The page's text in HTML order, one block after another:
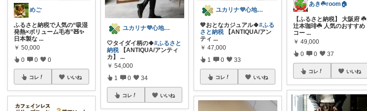
めご
ふるさと納税で人気の“吸湿
発熱×ボリューム毛布”🧸✨
日本製な ...
￥ 50,000
0 0 0
コレ いいね
ユカリナ💜心地よい暮らしナチュラル🌿
🤍タイダイ柄の🍀#ふるさと
納税【ANTIQUA/アンティ
カ】
...
￥ 54,000
1 0 34
コレ いいね
ユカリナ💜心地よい暮らしナチュラル🌿
💙おとなカジュアル🍀#ふる
さと納税【ANTIQUA/アン
ティ ...
￥ 47,000
1 0 33
コレ いいね
あき☘️room🏠
【ふるさと納税】 大阪府 ☘️
辻本珈琲☘️ 人気のおすすめ
コー ...
￥ 49,000
0 0 37
コレ いいね